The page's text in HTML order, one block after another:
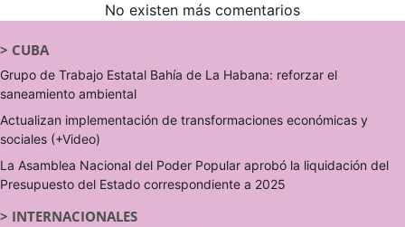
No existen más comentarios
> CUBA
Grupo de Trabajo Estatal Bahía de La Habana: reforzar el
saneamiento ambiental
Actualizan implementación de transformaciones económicas y
sociales (+Video)
La Asamblea Nacional del Poder Popular aprobó la liquidación del
Presupuesto del Estado correspondiente a 2025
> INTERNACIONALES